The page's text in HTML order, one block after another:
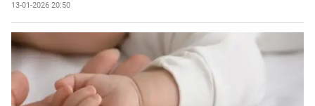
13-01-2026 20:50